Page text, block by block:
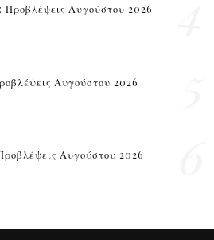
Προβλέψεις Αυγούστου 2026
Αυγούστου 2026
Αυγούστου 2026